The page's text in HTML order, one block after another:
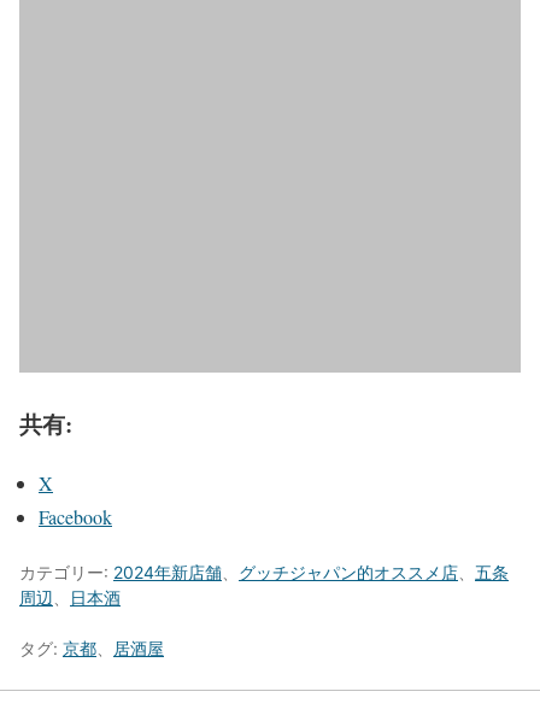
共有:
X
Facebook
カテゴリー: 2024年新店舗 グッチジャパン的オススメ店
五条
周辺
日本酒
タグ: 京都 居酒屋